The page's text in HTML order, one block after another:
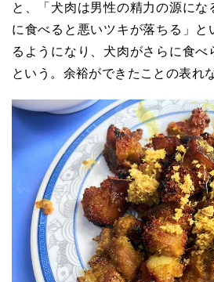
と、「犬肉は男性の精力の源にな
に食べると悪いツキが落ちる」と
るようになり、犬肉がさらに食べ
という。余裕ができたことの表れ